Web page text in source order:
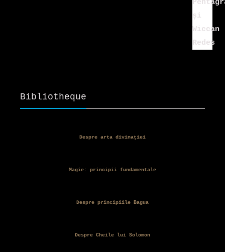
Bibliotheque
Despre arta divinației
Magie: principii fundamentale
Despre principiile Bagua
Despre Cheile lui Solomon